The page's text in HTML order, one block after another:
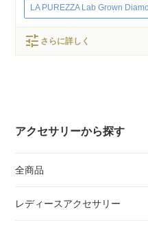
アクセサリーから探す
全商品
レディースアクセサリー
LA PUREZZA Lab Grown
tune さらに詳しく